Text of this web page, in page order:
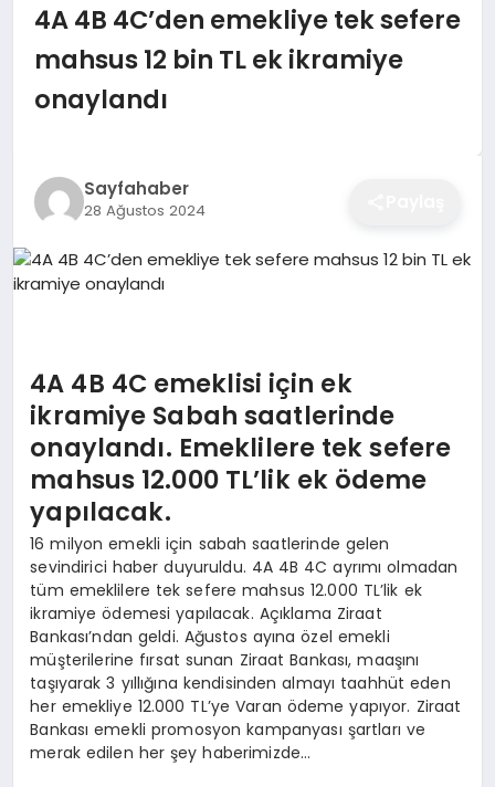
İZMIR HABERLERI
EKONOMI
SAĞLIK
SPOR
YAŞAM
DIĞER
4A 4B 4C’den emekliye tek sefere
mahsus 12 bin TL ek ikramiye
onaylandı
Sayfahaber
28 Ağustos 2024
4A 4B 4C emeklisi için ek
ikramiye Sabah saatlerinde
onaylandı. Emeklilere tek sefere
mahsus 12.000 TL’lik ek ödeme
yapılacak.
16 milyon emekli için sabah saatlerinde gelen
sevindirici haber duyuruldu. 4A 4B 4C ayrımı olmadan
tüm emeklilere tek sefere mahsus 12.000 TL’lik ek
ikramiye ödemesi yapılacak. Açıklama Ziraat
Bankası’ndan geldi. Ağustos ayına özel emekli
müşterilerine fırsat sunan Ziraat Bankası, maaşını
taşıyarak 3 yıllığına kendisinden almayı taahhüt eden
her emekliye 12.000 TL’ye Varan ödeme yapıyor. Ziraat
Bankası emekli promosyon kampanyası şartları ve
merak edilen her şey haberimizde…